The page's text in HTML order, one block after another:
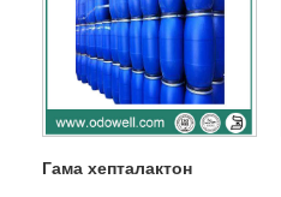
Гама хепталактон